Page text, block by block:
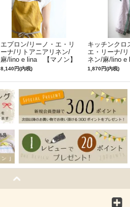
エプロン/リーノ・エ・リ
ーナ/リトアニアリネン/
麻/lino e lina 【マノン】
サフランイエロー
8,140円(内税)
キッチンクロ
エ・リーナ/
ネン/麻/lino
ルフィ】パー
1,870円(内税)